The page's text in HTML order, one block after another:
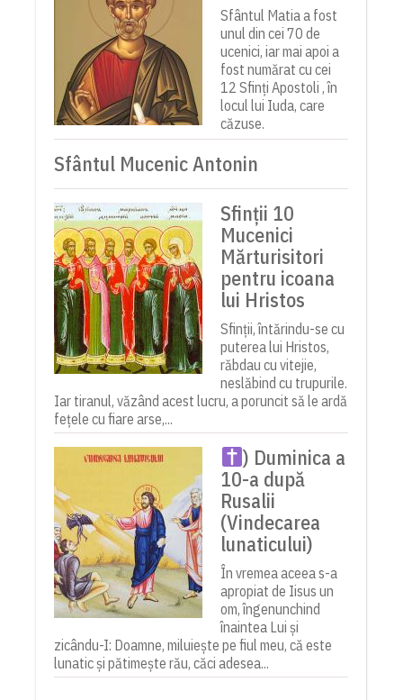
Sfântul Matia a fost
unul din cei 70 de
ucenici, iar mai apoi a
fost numărat cu cei
12 Sfinți Apostoli , în
locul lui Iuda, care
căzuse.
Sfântul Mucenic Antonin
Sfinții 10
Mucenici
Mărturisitori
pentru icoana
lui Hristos
Sfinții, întărindu-se cu
puterea lui Hristos,
răbdau cu vitejie,
neslăbind cu trupurile.
Iar tiranul, văzând acest lucru, a poruncit să le ardă
fețele cu fiare arse,...
) Duminica a
10-a după
Rusalii
(Vindecarea
lunaticului)
În vremea aceea s-a
apropiat de Iisus un
om, îngenunchind
înaintea Lui și
zicându-I: Doamne, miluiește pe fiul meu, că este
lunatic și pătimește rău, căci adesea...